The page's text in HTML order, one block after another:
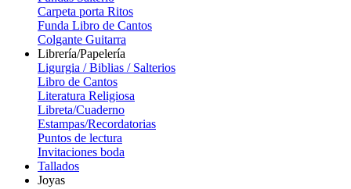
Carpeta porta Ritos
Funda Libro de Cantos
Colgante Guitarra
Librería/Papelería
Ligurgia / Biblias / Salterios
Libro de Cantos
Literatura Religiosa
Libreta/Cuaderno
Estampas/Recordatorias
Puntos de lectura
Invitaciones boda
Tallados
Joyas